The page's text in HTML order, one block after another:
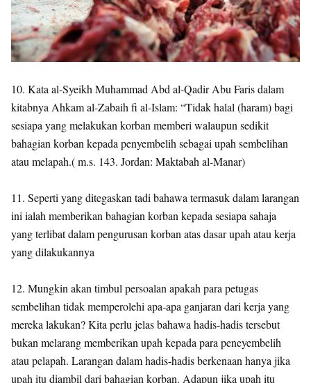
10. Kata al-Syeikh Muhammad Abd al-Qadir Abu Faris dalam
kitabnya Ahkam al-Zabaih fi al-Islam: “Tidak halal (haram) bagi
sesiapa yang melakukan korban memberi walaupun sedikit
bahagian korban kepada penyembelih sebagai upah sembelihan
atau melapah.( m.s. 143. Jordan: Maktabah al-Manar)
11. Seperti yang ditegaskan tadi bahawa termasuk dalam larangan
ini ialah memberikan bahagian korban kepada sesiapa sahaja
yang terlibat dalam pengurusan korban atas dasar upah atau kerja
yang dilakukannya
12. Mungkin akan timbul persoalan apakah para petugas
sembelihan tidak memperolehi apa-apa ganjaran dari kerja yang
mereka lakukan? Kita perlu jelas bahawa hadis-hadis tersebut
bukan melarang memberikan upah kepada para peneyembelih
atau pelapah. Larangan dalam hadis-hadis berkenaan hanya jika
upah itu diambil dari bahagian korban. Adapun jika upah itu